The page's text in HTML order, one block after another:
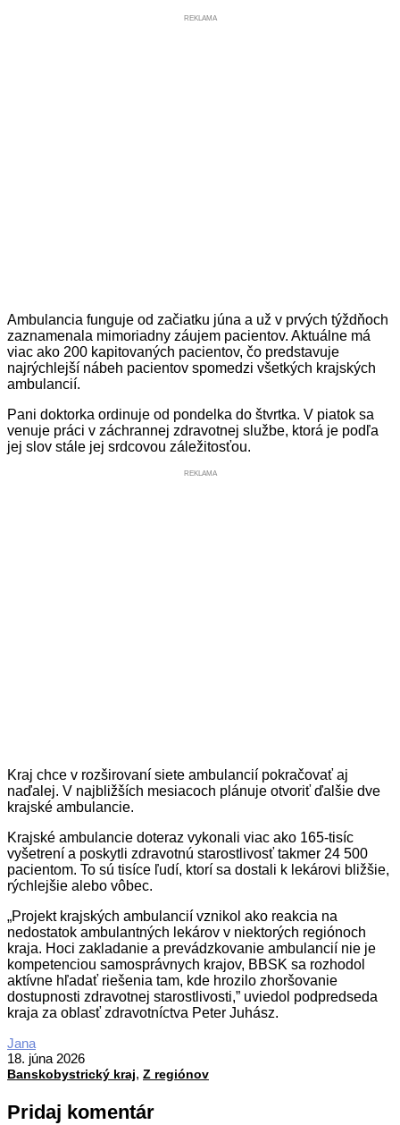
REKLAMA
Ambulancia funguje od začiatku júna a už v prvých týždňoch
zaznamenala mimoriadny záujem pacientov. Aktuálne má
viac ako 200 kapitovaných pacientov, čo predstavuje
najrýchlejší nábeh pacientov spomedzi všetkých krajských
ambulancií.
Pani doktorka ordinuje od pondelka do štvrtka. V piatok sa
venuje práci v záchrannej zdravotnej službe, ktorá je podľa
jej slov stále jej srdcovou záležitosťou.
REKLAMA
Kraj chce v rozširovaní siete ambulancií pokračovať aj
naďalej. V najbližších mesiacoch plánuje otvoriť ďalšie dve
krajské ambulancie.
Krajské ambulancie doteraz vykonali viac ako 165-tisíc
vyšetrení a poskytli zdravotnú starostlivosť takmer 24 500
pacientom. To sú tisíce ľudí, ktorí sa dostali k lekárovi bližšie,
rýchlejšie alebo vôbec.
„Projekt krajských ambulancií vznikol ako reakcia na
nedostatok ambulantných lekárov v niektorých regiónoch
kraja. Hoci zakladanie a prevádzkovanie ambulancií nie je
kompetenciou samosprávnych krajov, BBSK sa rozhodol
aktívne hľadať riešenia tam, kde hrozilo zhoršovanie
dostupnosti zdravotnej starostlivosti,” uviedol podpredseda
kraja za oblasť zdravotníctva Peter Juhász.
2026-
06-
18
Jana
18. júna 2026
Banskobystrický kraj, Z regiónov
Pridaj komentár